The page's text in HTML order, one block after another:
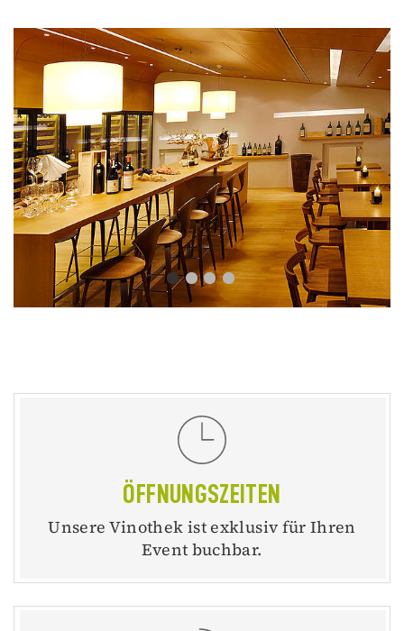
ÖFFNUNGSZEITEN
Unsere Vinothek ist exklusiv für Ihren
Event buchbar.